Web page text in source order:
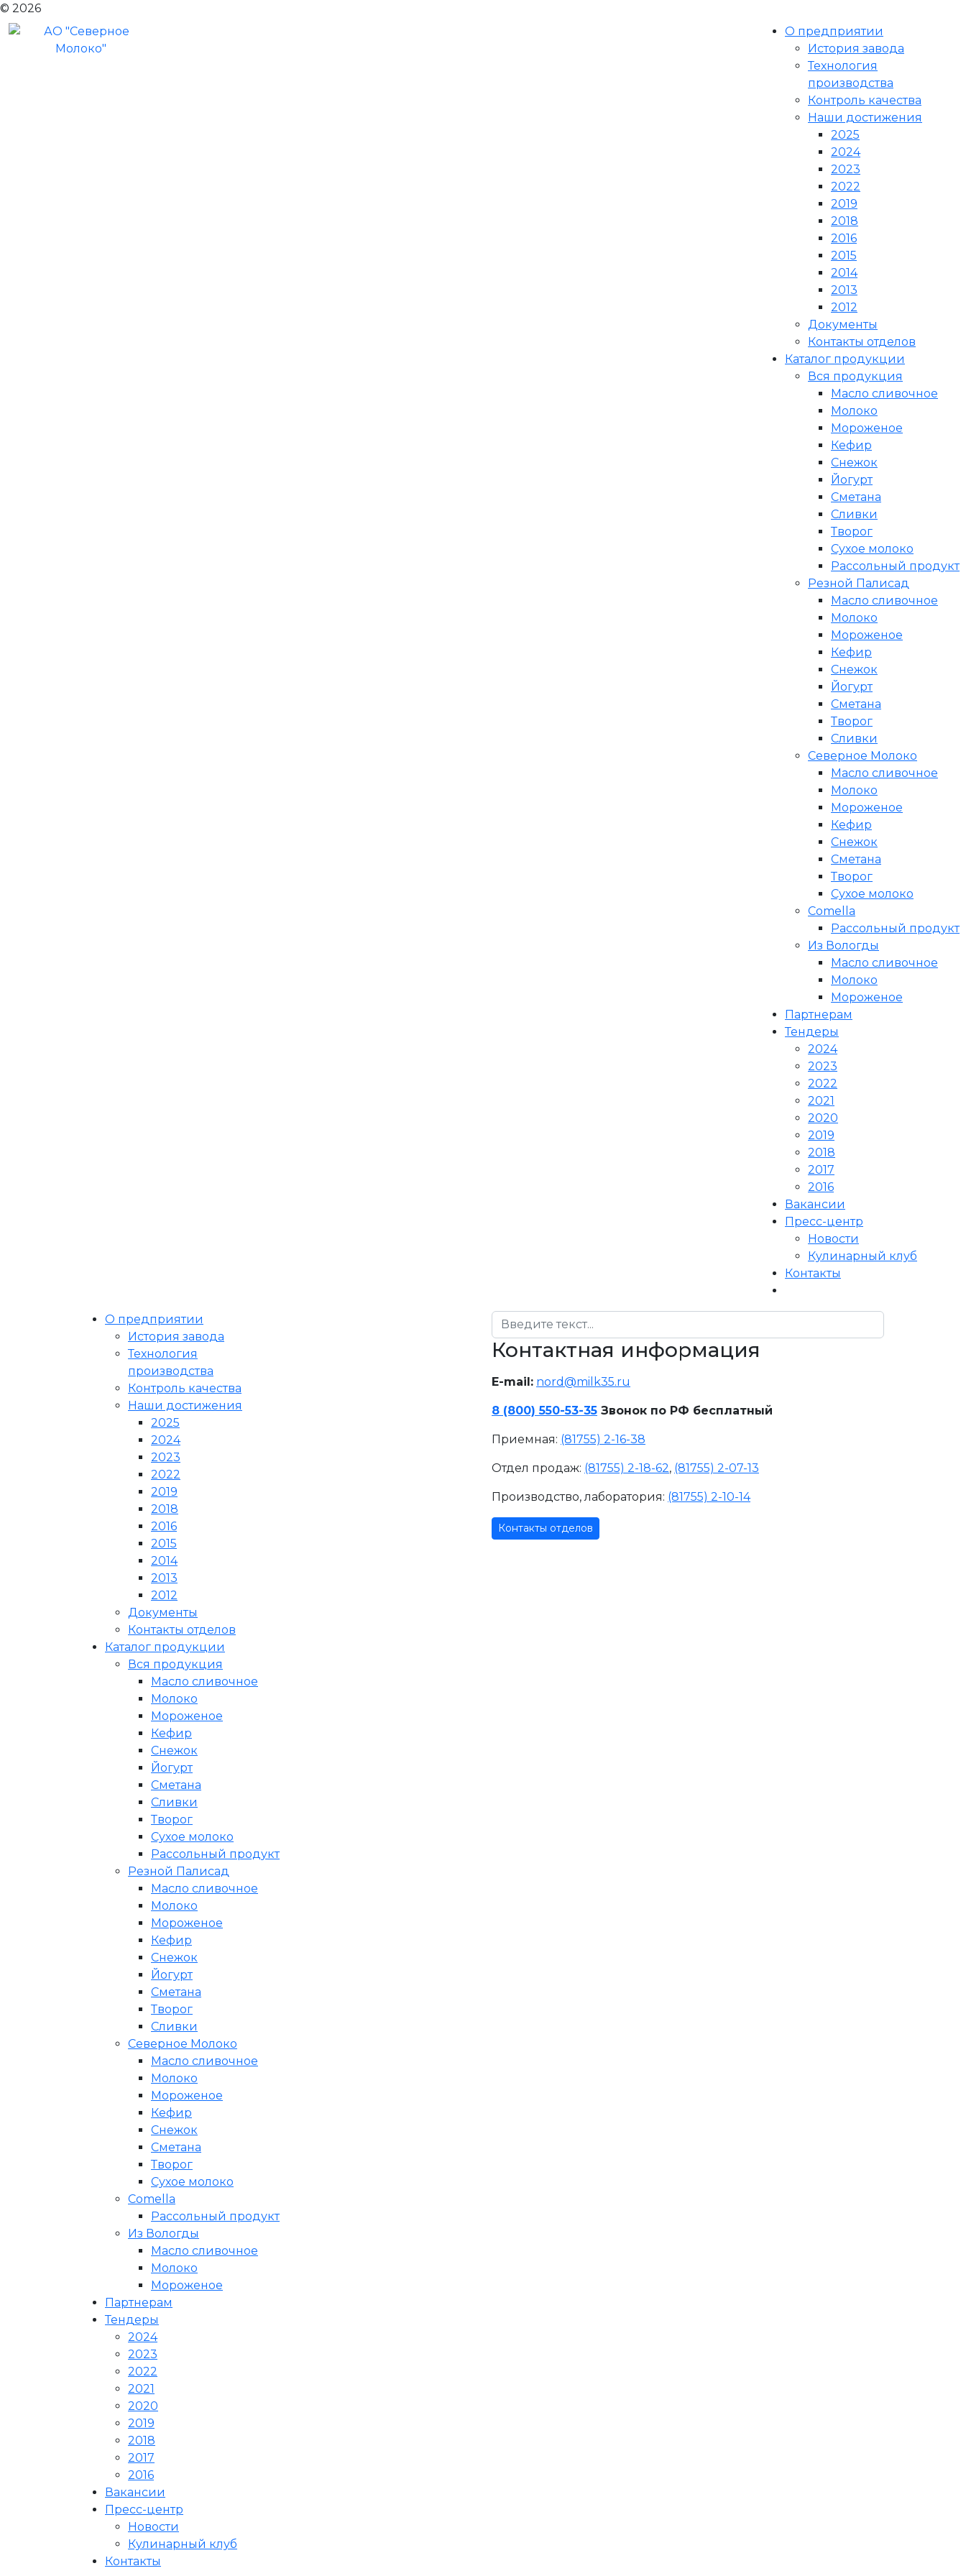
© 2026
О предприятии
История завода
Технология
производства
Контроль качества
Наши достижения
2025
2024
2023
2022
2019
2018
2016
2015
2014
2013
2012
Документы
Контакты отделов
Каталог продукции
Вся продукция
Масло сливочное
Молоко
Мороженое
Кефир
Снежок
Йогурт
Сметана
Сливки
Творог
Сухое молоко
Рассольный продукт
Резной Палисад
Масло сливочное
Молоко
Мороженое
Кефир
Снежок
Йогурт
Сметана
Творог
Сливки
Северное Молоко
Масло сливочное
Молоко
Мороженое
Кефир
Снежок
Сметана
Творог
Сухое молоко
Comеlla
Рассольный продукт
Из Вологды
Масло сливочное
Молоко
Мороженое
Партнерам
Тендеры
2024
2023
2022
2021
2020
2019
2018
2017
2016
Вакансии
Пресс-центр
Новости
Кулинарный клуб
Контакты
О предприятии
История завода
Технология
производства
Контроль качества
Наши достижения
2025
2024
2023
2022
2019
2018
2016
2015
2014
2013
2012
Документы
Контакты отделов
Каталог продукции
Вся продукция
Масло сливочное
Молоко
Мороженое
Кефир
Снежок
Йогурт
Сметана
Сливки
Творог
Сухое молоко
Рассольный продукт
Резной Палисад
Масло сливочное
Молоко
Мороженое
Кефир
Снежок
Йогурт
Сметана
Творог
Сливки
Северное Молоко
Масло сливочное
Молоко
Мороженое
Кефир
Снежок
Сметана
Творог
Сухое молоко
Comеlla
Рассольный продукт
Из Вологды
Масло сливочное
Молоко
Мороженое
Партнерам
Тендеры
2024
2023
2022
2021
2020
2019
2018
2017
2016
Вакансии
Пресс-центр
Новости
Кулинарный клуб
Контакты
Поиск
Контактная информация
E-mail: nord@milk35.ru
8 (800) 550-53-35 Звонок по РФ бесплатный
Приемная: (81755) 2-16-38
Отдел продаж: (81755) 2-18-62, (81755) 2-07-13
Производство, лаборатория: (81755) 2-10-14
Контакты отделов